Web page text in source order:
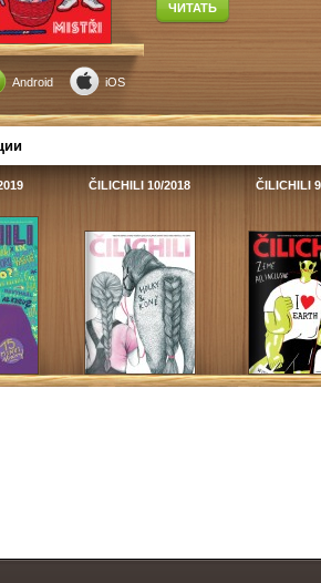
Android iOS
ЧИТАТЬ
ČILICHILI 10/2018 ČILICHILI